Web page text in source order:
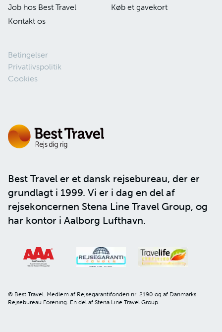
Best Travel er et dansk rejsebureau, der er
grundlagt i 1999. Vi er i dag en del af
rejsekoncernen Stena Line Travel Group, og
har kontor i Aalborg Lufthavn.
© Best Travel. Medlem af Rejsegarantifonden nr. 2190 og af Danmarks
Rejsebureau Forening. En del af Stena Line Travel Group.
Job hos Best Travel
Køb et gavekort
Kontakt os
Betingelser
Privatlivspolitik
Cookies